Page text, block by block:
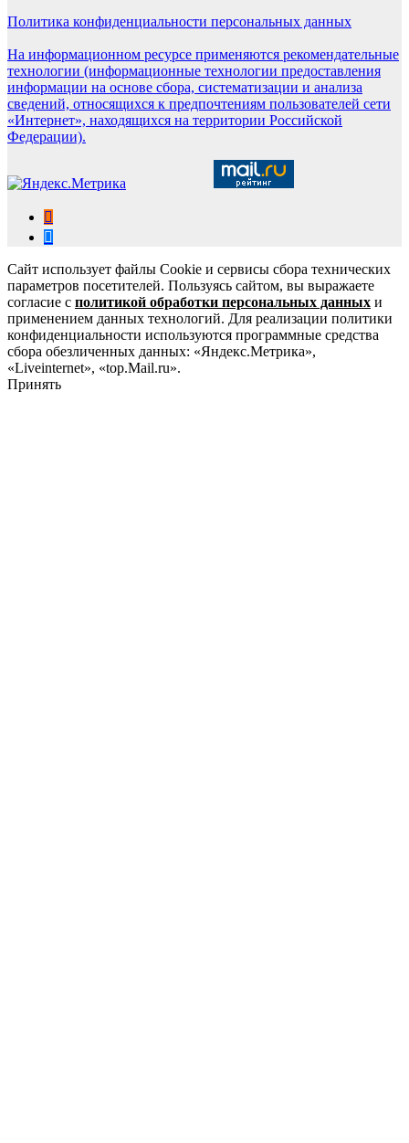
Политика конфиденциальности персональных данных
На информационном ресурсе применяются рекомендательные
технологии (информационные технологии предоставления
информации на основе сбора, систематизации и анализа
сведений, относящихся к предпочтениям пользователей сети
«Интернет», находящихся на территории Российской
Федерации).
Сайт использует файлы Cookie и сервисы сбора технических
параметров посетителей. Пользуясь сайтом, вы выражаете
согласие с политикой обработки персональных данных и
применением данных технологий. Для реализации политики
конфиденциальности используются программные средства
сбора обезличенных данных: «Яндекс.Метрика»,
«Liveinternet», «top.Mail.ru».
Принять